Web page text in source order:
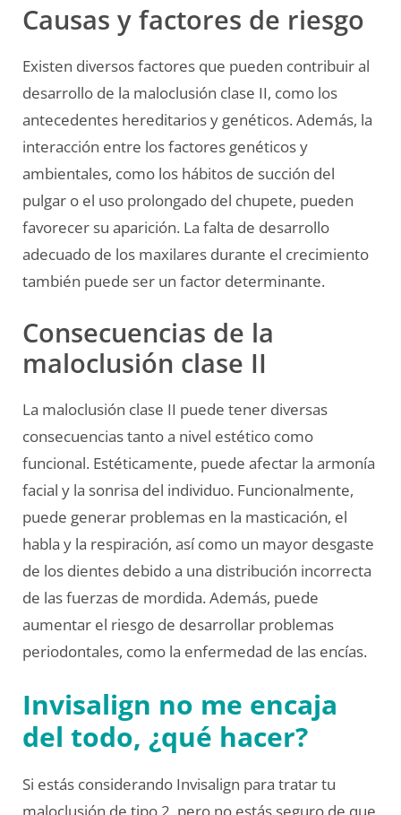
Causas y factores de riesgo
Existen diversos factores que pueden contribuir al
desarrollo de la maloclusión clase II, como los
antecedentes hereditarios y genéticos. Además, la
interacción entre los factores genéticos y
ambientales, como los hábitos de succión del
pulgar o el uso prolongado del chupete, pueden
favorecer su aparición. La falta de desarrollo
adecuado de los maxilares durante el crecimiento
también puede ser un factor determinante.
Consecuencias de la
maloclusión clase II
La maloclusión clase II puede tener diversas
consecuencias tanto a nivel estético como
funcional. Estéticamente, puede afectar la armonía
facial y la sonrisa del individuo. Funcionalmente,
puede generar problemas en la masticación, el
habla y la respiración, así como un mayor desgaste
de los dientes debido a una distribución incorrecta
de las fuerzas de mordida. Además, puede
aumentar el riesgo de desarrollar problemas
periodontales, como la enfermedad de las encías.
Invisalign no me encaja
del todo, ¿qué hacer?
Si estás considerando Invisalign para tratar tu